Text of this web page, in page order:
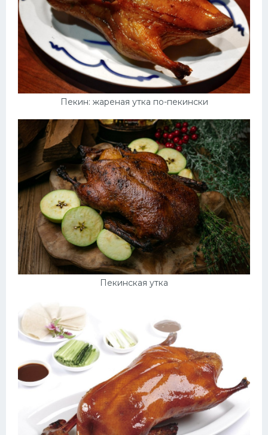
Пекин: жареная утка по-пекински
Пекинская утка